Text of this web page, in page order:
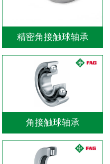
精密角接触球轴承
角接触球轴承